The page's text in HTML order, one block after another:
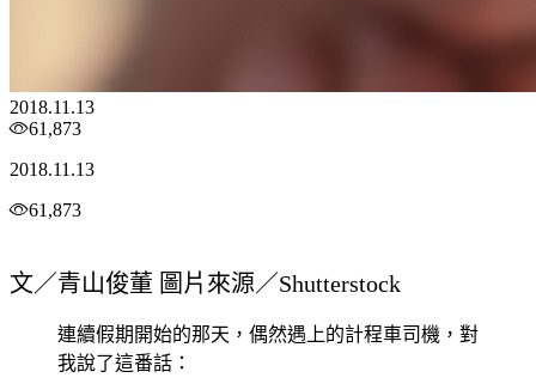
2018.11.13
61,873
2018.11.13
61,873
文／青山俊董 圖片來源／Shutterstock
連續假期開始的那天，偶然遇上的計程車司機，對
我說了這番話：